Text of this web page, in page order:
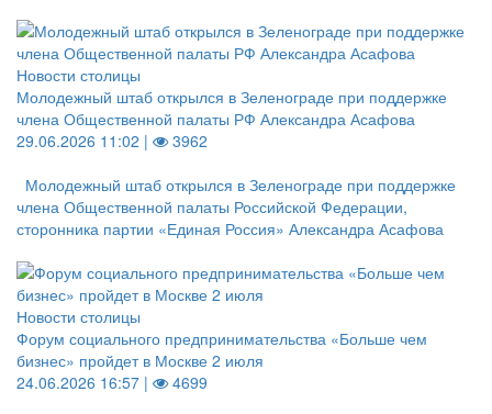
Новости столицы
Молодежный штаб открылся в Зеленограде при поддержке
члена Общественной палаты РФ Александра Асафова
29.06.2026 11:02 |
3962
Молодежный штаб открылся в Зеленограде при поддержке
члена Общественной палаты Российской Федерации,
сторонника партии «Единая Россия» Александра Асафова
Новости столицы
Форум социального предпринимательства «Больше чем
бизнес» пройдет в Москве 2 июля
24.06.2026 16:57 |
4699